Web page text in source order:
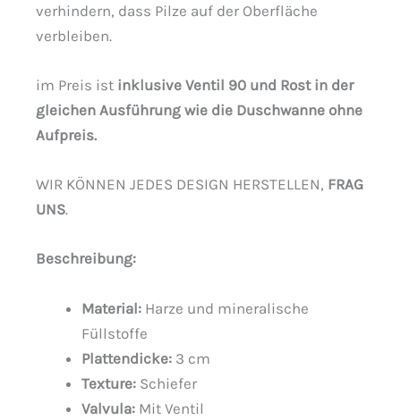
verhindern, dass Pilze auf der Oberfläche
verbleiben.
im Preis ist inklusive Ventil 90 und Rost in der
gleichen Ausführung wie die Duschwanne ohne
Aufpreis.
WIR KÖNNEN JEDES DESIGN HERSTELLEN, FRAG
UNS.
Beschreibung:
Material: Harze und mineralische
Füllstoffe
Plattendicke: 3 cm
Texture: Schiefer
Valvula: Mit Ventil